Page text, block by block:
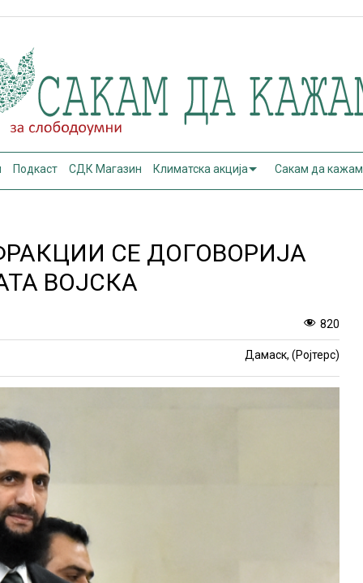
Подкаст СДК Магазин Климатска акција Сакам да кажам
СЕ ДОГОВОРИЈА
ВОЈСКА
820
Дамаск, (Ројтерс)